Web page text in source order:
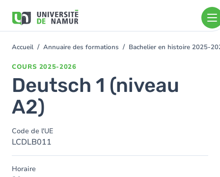
contenu
You
Accueil Annuaire des formations Bachelier en histoire 2025-
COURS 2025-2026
Deutsch 1 (niveau
A2)
Code de l'UE
LCDLB011
Horaire